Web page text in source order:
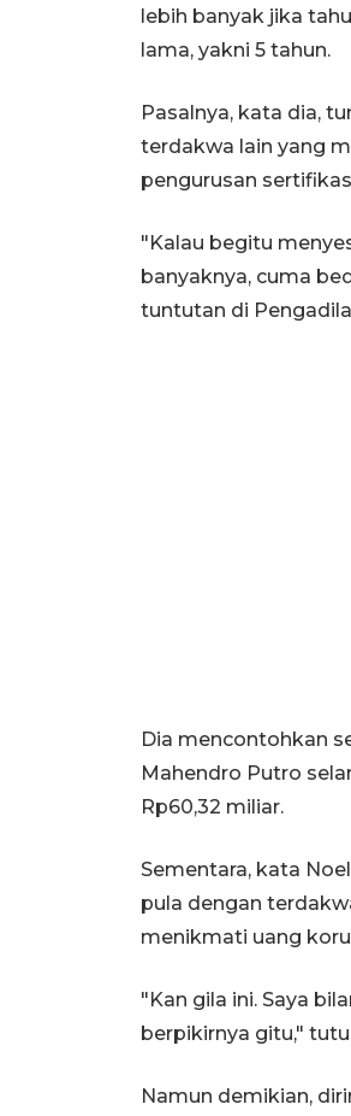
lebih banyak jika
lama, yakni 5 tahun.
Pasalnya, kata dia,
terdakwa lain yang
pengurusan
"Kalau begitu
banyaknya, cuma
tuntutan di
Dia mencontohkan
Mahendro Putro
Rp60,32 miliar.
Sementara, kata
pula dengan
menikmati uang
"Kan gila ini. Saya
berpikirnya gitu,"
Namun demikian,